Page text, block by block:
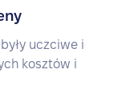
uczciwe i
kosztów i